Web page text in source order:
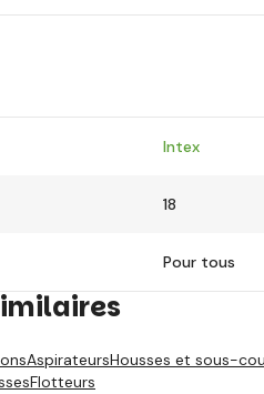
Intex
18
Pour tous
AspirateursHousses et sous-
Flotteurs